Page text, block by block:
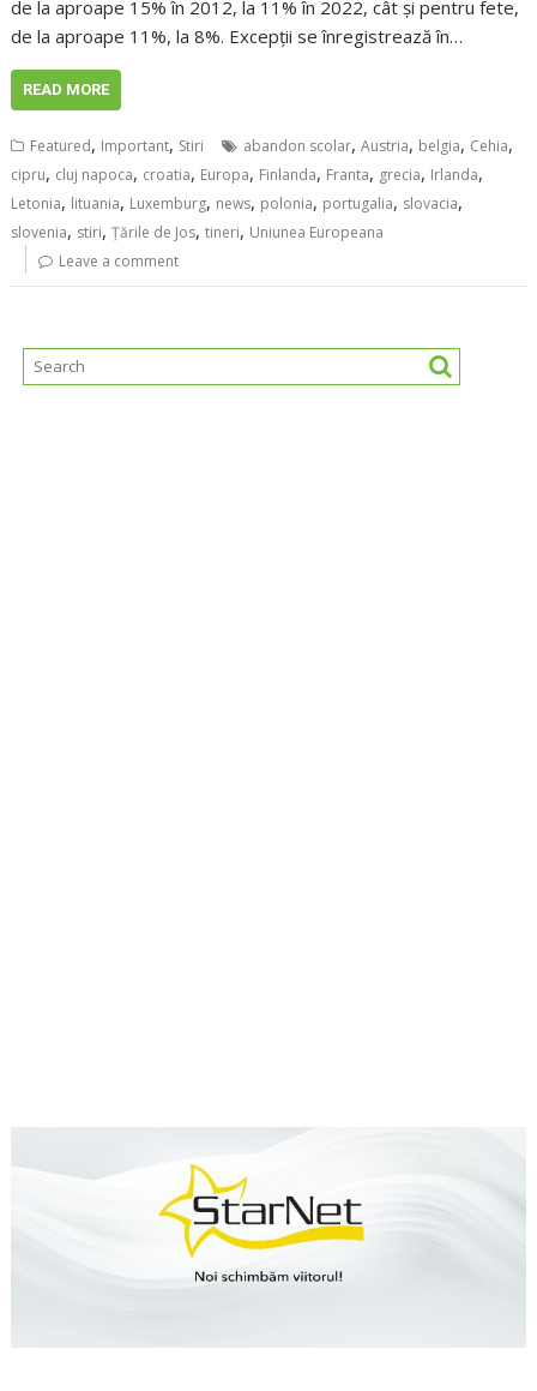
de la aproape 15% în 2012, la 11% în 2022, cât și pentru fete,
de la aproape 11%, la 8%. Excepții se înregistrează în…
READ MORE
Featured, Important, Stiri abandon scolar,Austria, belgia, Cehia,
cipru, cluj napoca, croatia, Europa, Finlanda, Franta, grecia, Irlanda,
Letonia, lituania, Luxemburg, news, polonia, portugalia, slovacia,
slovenia, stiri,Țările de Jos,tineri, Uniunea Europeana
Leave a comment